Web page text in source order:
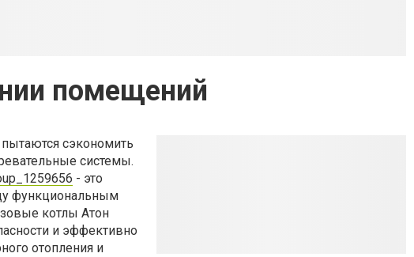
помещений
сэкономить
системы.
- это
функциональным
котлы Атон
и эффективно
отопления и